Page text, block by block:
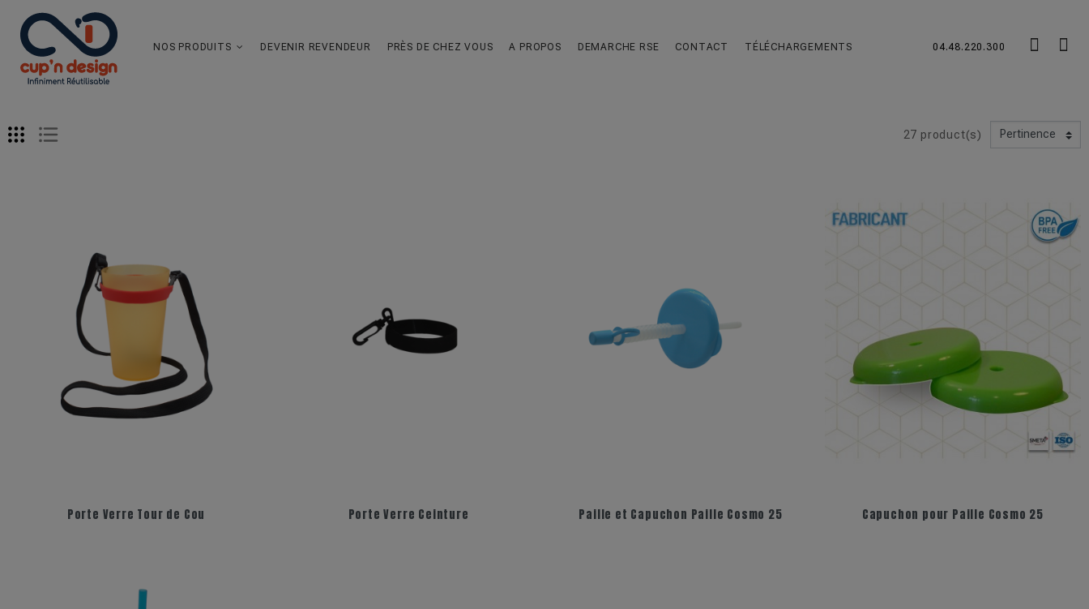
NOS PRODUITS DEVENIR REVENDEUR PRÈS DE CHEZ VOUS A PROPOS DEMARCHE RSE CONTACT TÉLÉCHARGEMENTS 04.48.220.300
27 product(s)
Porte Verre Tour de Cou Porte Verre Ceinture Paille et Capuchon Paille Cosmo 25 Capuchon pour Paille Cosmo 25